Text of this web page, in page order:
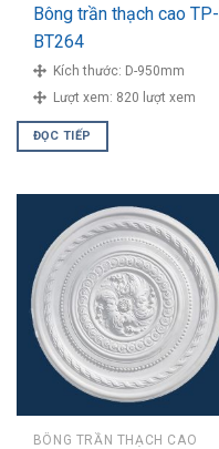
Bông trần thạch cao TP-
BT264
Kích thước: D-950mm
Lượt xem: 820 lượt xem
ĐỌC TIẾP
BÔNG TRẦN THẠCH CAO